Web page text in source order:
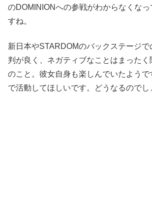
のDOMINIONへの参戦がわからなくなっ
すね。
新日本やSTARDOMのバックステージ
判が良く、ネガティブなことはまったく
のこと。彼女自身も楽しんでいたようで
で活動してほしいです。どうなるのでし